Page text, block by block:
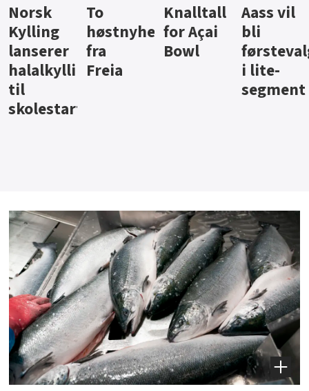
Knalltall
for Açai
Bowl
Aass vil
bli
førstevalg
i lite-
Brus og
jus fra
Berentsen
Hard
iste fra
Hansa